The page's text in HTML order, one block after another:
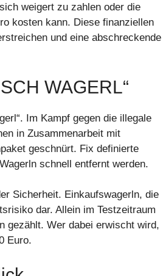
weigert zu zahlen oder die
kosten kann. Diese finanziellen
und eine abschreckende
WAGERL“
Im Kampf gegen die illegale
in Zusammenarbeit mit
geschnürt. Fix definierte
schnell entfernt werden.
Sicherheit. Einkaufswagerln, die
dar. Allein im Testzeitraum
gezählt. Wer dabei erwischt wird,
Euro.